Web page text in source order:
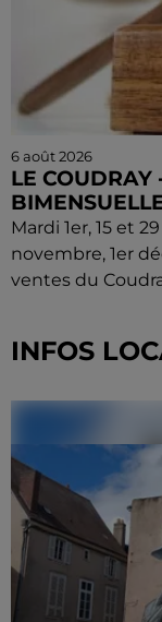
6 août 2026
LE COUDRAY
Mardi 1er, 15 et
novembre, 1er
ventes du
INFOS